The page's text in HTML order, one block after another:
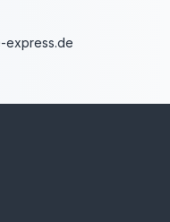
express.de